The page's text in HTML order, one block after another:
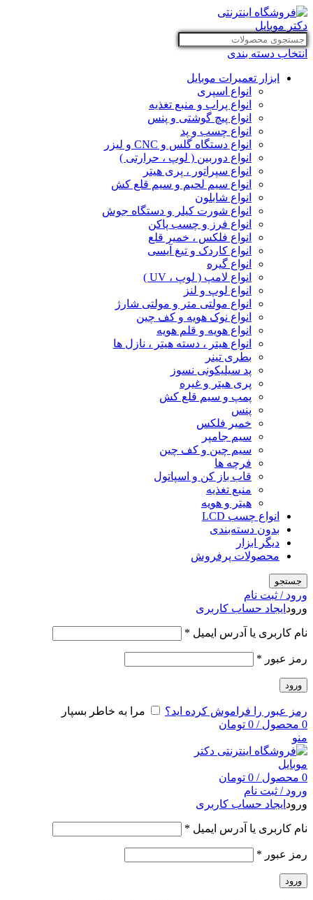
انتخاب دسته بندی
ابزار تعمیرات موبایل
انواع اسپری
انواع پراب و منبع تغذیه
انواع پیچ گوشتی و پنس
انواع چسب و پد
انواع دستگاه گلس و CNC و لیزر
انواع دوربین ( لوپ ، حرارتی )
انواع سپراتور ، پری هیتر
انواع سیم لحیم و سیم قلع کش
انواع شابلون
انواع شورت کیلر و دستگاه جوش
انواع فرز و چسب پاکن
انواع فلکس ، خمیر قلع
انواع کاردک و تیغ آیسی
انواع گیره
انواع لامپ ( لوپ ، UV )
انواع لوپ و لنز
انواع مولتی متر و مولتی شارژ
انواع نوک هویه و کف چین
انواع هویه و قلم هویه
انواع هیتر ، دسته هیتر ، نازل ها
بطری تینر
پد سیلیکونی نسوز
پری هیتر و غیره
پمپ و سیم قلع کش
پنس
خمیر فلکس
سیم جامپر
سیم چین و کف چین
فرچه ها
قاب باز کن و اسپاتول
منبع تغذیه
هیتر و هویه
انواع چسب LCD
بدون دسته‌بندی
دیگر ابزار
محصولات پرفروش
جستجو
ورود / ثبت نام
ورود ایجاد حساب کاربری
نام کاربری یا آدرس ایمیل *
رمز عبور *
ورود
رمز عبور را فراموش کرده اید؟
مرا به خاطر بسپار
0 محصول /
0 تومان
منو
0 محصول /
0 تومان
ورود / ثبت نام
ورود ایجاد حساب کاربری
نام کاربری یا آدرس ایمیل *
رمز عبور *
ورود